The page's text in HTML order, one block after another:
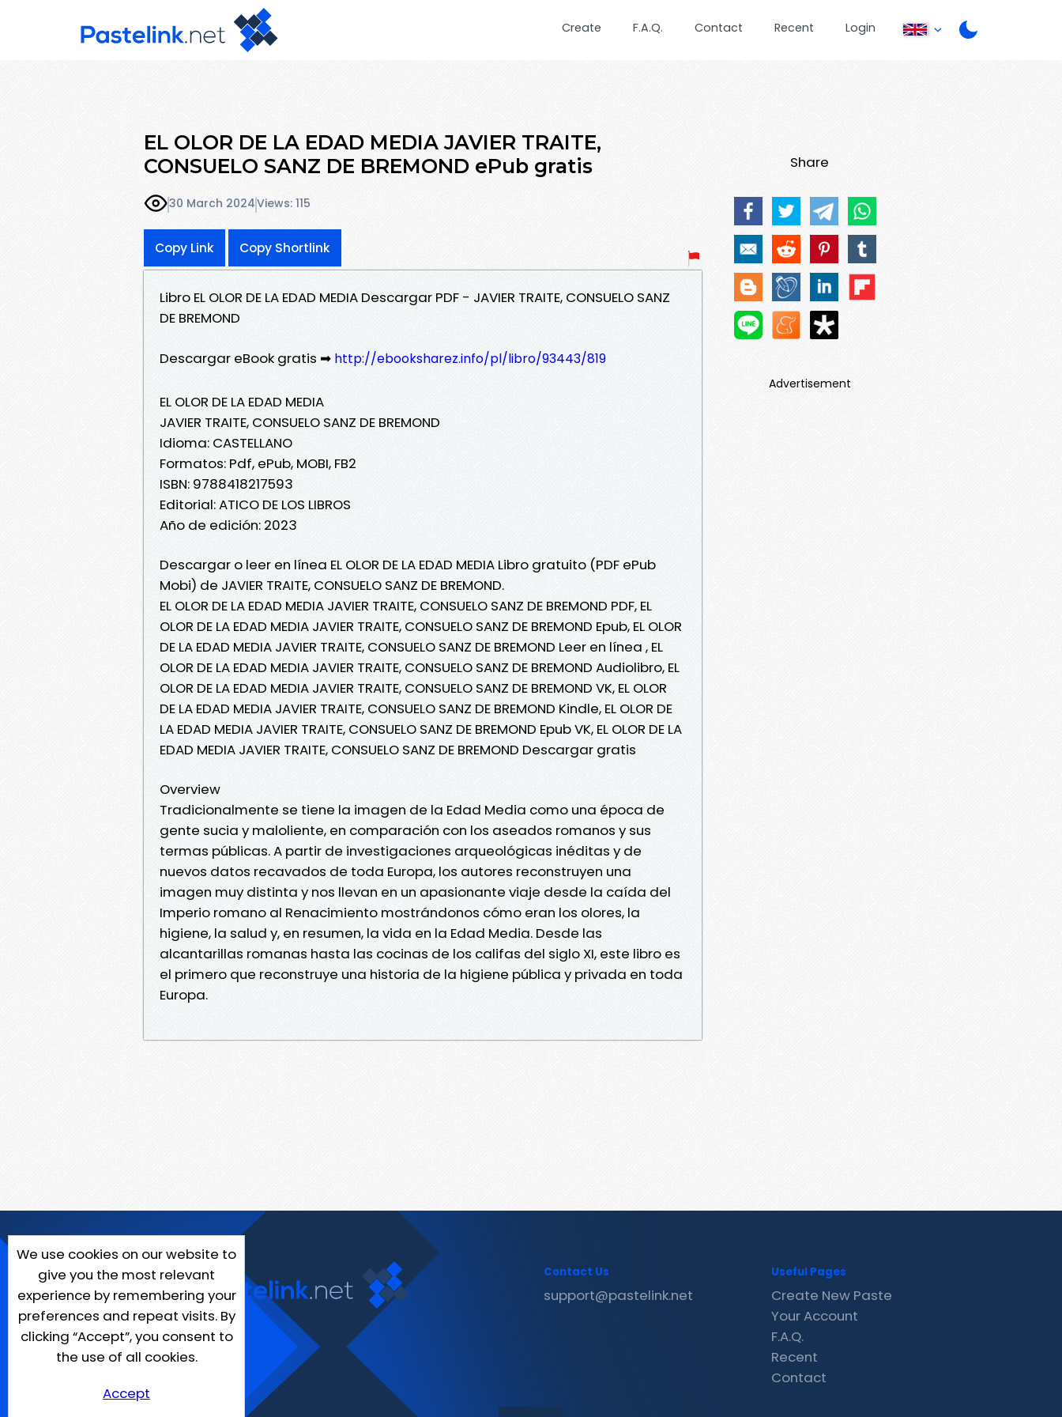
Create F.A.Q. Contact Recent Login
EL OLOR DE LA EDAD MEDIA JAVIER TRAITE,
CONSUELO SANZ DE BREMOND ePub gratis
30 March 2024Views: 115
Copy Link Copy Shortlink
Libro EL OLOR DE LA EDAD MEDIA Descargar PDF - JAVIER TRAITE, CONSUELO SANZ
DE BREMOND
Descargar eBook gratis ➡ http://ebooksharez.info/pl/libro/93443/819
EL OLOR DE LA EDAD MEDIA
JAVIER TRAITE, CONSUELO SANZ DE BREMOND
Idioma: CASTELLANO
Formatos: Pdf, ePub, MOBI, FB2
ISBN: 9788418217593
Editorial: ATICO DE LOS LIBROS
Año de edición: 2023
Descargar o leer en línea EL OLOR DE LA EDAD MEDIA Libro gratuito (PDF ePub
Mobi) de JAVIER TRAITE, CONSUELO SANZ DE BREMOND.
EL OLOR DE LA EDAD MEDIA JAVIER TRAITE, CONSUELO SANZ DE BREMOND PDF, EL
OLOR DE LA EDAD MEDIA JAVIER TRAITE, CONSUELO SANZ DE BREMOND Epub, EL OLOR
DE LA EDAD MEDIA JAVIER TRAITE, CONSUELO SANZ DE BREMOND Leer en línea , EL
OLOR DE LA EDAD MEDIA JAVIER TRAITE, CONSUELO SANZ DE BREMOND Audiolibro, EL
OLOR DE LA EDAD MEDIA JAVIER TRAITE, CONSUELO SANZ DE BREMOND VK, EL OLOR
DE LA EDAD MEDIA JAVIER TRAITE, CONSUELO SANZ DE BREMOND Kindle, EL OLOR DE
LA EDAD MEDIA JAVIER TRAITE, CONSUELO SANZ DE BREMOND Epub VK, EL OLOR DE LA
EDAD MEDIA JAVIER TRAITE, CONSUELO SANZ DE BREMOND Descargar gratis
Overview
Tradicionalmente se tiene la imagen de la Edad Media como una época de
gente sucia y maloliente, en comparación con los aseados romanos y sus
termas públicas. A partir de investigaciones arqueológicas inéditas y de
nuevos datos recavados de toda Europa, los autores reconstruyen una
imagen muy distinta y nos llevan en un apasionante viaje desde la caída del
Imperio romano al Renacimiento mostrándonos cómo eran los olores, la
higiene, la salud y, en resumen, la vida en la Edad Media. Desde las
alcantarillas romanas hasta las cocinas de los califas del siglo XI, este libro es
el primero que reconstruye una historia de la higiene pública y privada en toda
Europa.
Share
Advertisement
We use cookies on our website to
give you the most relevant
experience by remembering your
preferences and repeat visits. By
clicking “Accept”, you consent to
the use of all cookies.
Accept
Contact Us
support@pastelink.net
Useful Pages
Create New Paste
Your Account
F.A.Q.
Recent
Contact